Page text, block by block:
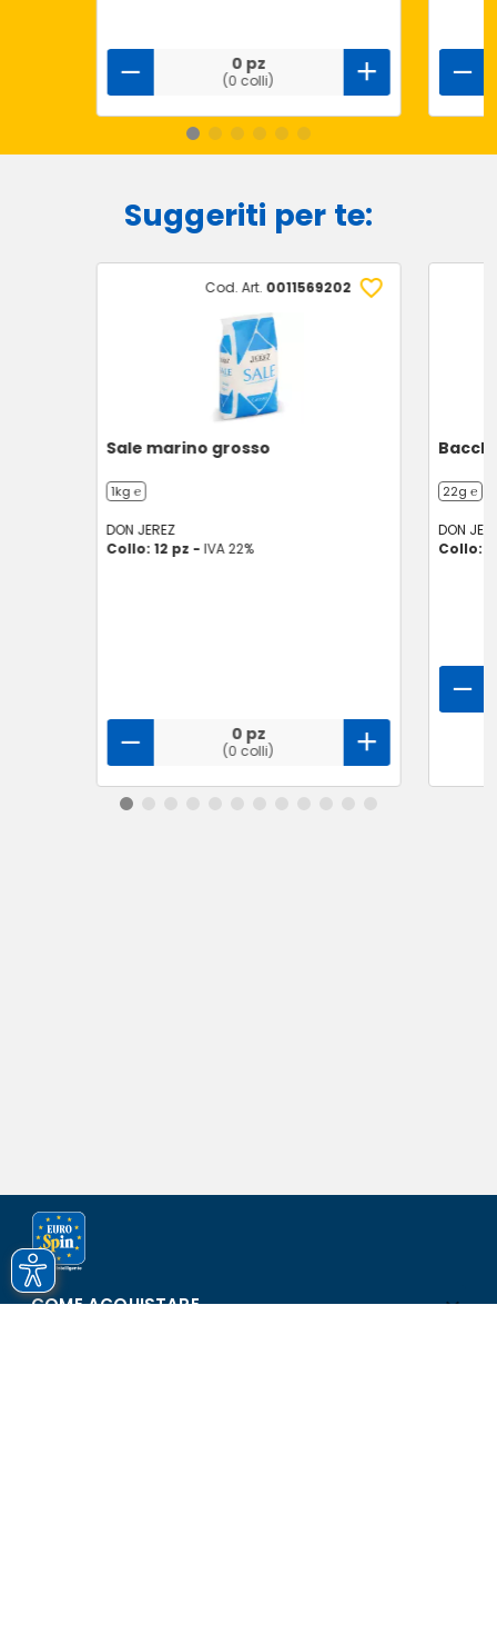
0 pz
(0 colli)
Suggeriti per te:
Cod. Art. 0011569202
Sale marino grosso
1kg ℮
DON JEREZ
Collo: 12 pz - IVA 22%
0 pz
(0 colli)
22g ℮
DON
Collo:
COME ACQUISTARE